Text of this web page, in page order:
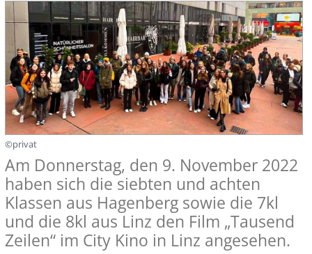
©privat
Am Donnerstag, den 9. November 2022
haben sich die siebten und achten
Klassen aus Hagenberg sowie die 7kl
und die 8kl aus Linz den Film „Tausend
Zeilen“ im City Kino in Linz angesehen.